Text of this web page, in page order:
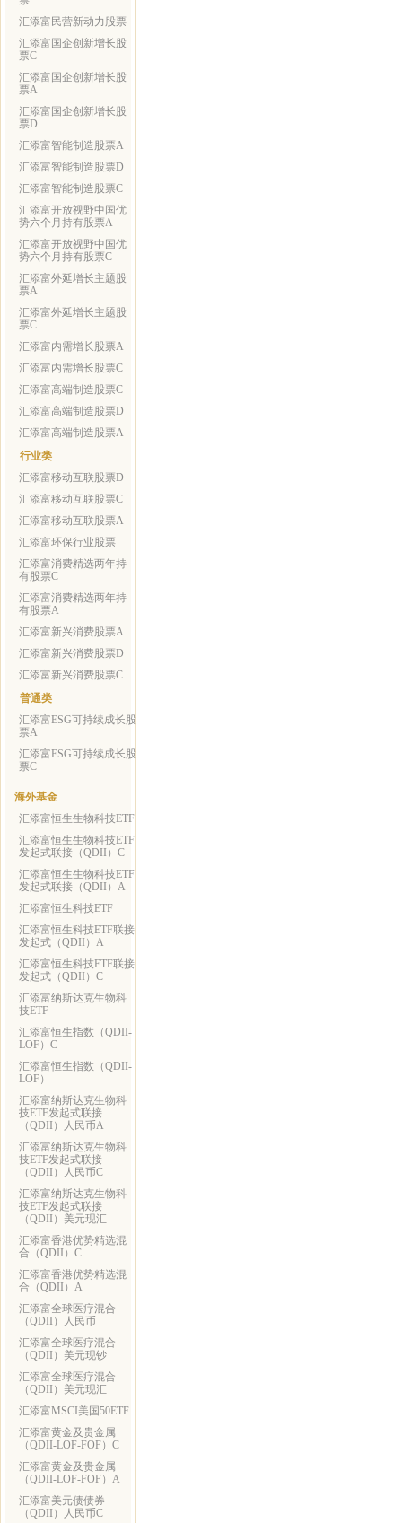
汇添富民营新动力股票
汇添富国企创新增长股
票C
汇添富国企创新增长股
票A
汇添富国企创新增长股
票D
汇添富智能制造股票A
汇添富智能制造股票D
汇添富智能制造股票C
汇添富开放视野中国优
势六个月持有股票A
汇添富开放视野中国优
势六个月持有股票C
汇添富外延增长主题股
票A
汇添富外延增长主题股
票C
汇添富内需增长股票A
汇添富内需增长股票C
汇添富高端制造股票C
汇添富高端制造股票D
汇添富高端制造股票A
行业类
汇添富移动互联股票D
汇添富移动互联股票C
汇添富移动互联股票A
汇添富环保行业股票
汇添富消费精选两年持
有股票C
汇添富消费精选两年持
有股票A
汇添富新兴消费股票A
汇添富新兴消费股票D
汇添富新兴消费股票C
普通类
汇添富ESG可持续成长股
票A
汇添富ESG可持续成长股
票C
海外基金
汇添富恒生生物科技ETF
汇添富恒生生物科技ETF
发起式联接（QDII）C
汇添富恒生生物科技ETF
发起式联接（QDII）A
汇添富恒生科技ETF
汇添富恒生科技ETF联接
发起式（QDII）A
汇添富恒生科技ETF联接
发起式（QDII）C
汇添富纳斯达克生物科
技ETF
汇添富恒生指数（QDII-
LOF）C
汇添富恒生指数（QDII-
LOF）
汇添富纳斯达克生物科
技ETF发起式联接
（QDII）人民币A
汇添富纳斯达克生物科
技ETF发起式联接
（QDII）人民币C
汇添富纳斯达克生物科
技ETF发起式联接
（QDII）美元现汇
汇添富香港优势精选混
合（QDII）C
汇添富香港优势精选混
合（QDII）A
汇添富全球医疗混合
（QDII）人民币
汇添富全球医疗混合
（QDII）美元现钞
汇添富全球医疗混合
（QDII）美元现汇
汇添富MSCI美国50ETF
汇添富黄金及贵金属
（QDII-LOF-FOF）C
汇添富黄金及贵金属
（QDII-LOF-FOF）A
汇添富美元债债券
（QDII）人民币C